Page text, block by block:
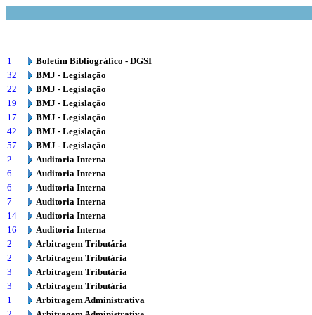
1
Boletim Bibliográfico - DGSI
32
BMJ - Legislação
22
BMJ - Legislação
19
BMJ - Legislação
17
BMJ - Legislação
42
BMJ - Legislação
57
BMJ - Legislação
2
Auditoria Interna
6
Auditoria Interna
6
Auditoria Interna
7
Auditoria Interna
14
Auditoria Interna
16
Auditoria Interna
2
Arbitragem Tributária
2
Arbitragem Tributária
3
Arbitragem Tributária
3
Arbitragem Tributária
1
Arbitragem Administrativa